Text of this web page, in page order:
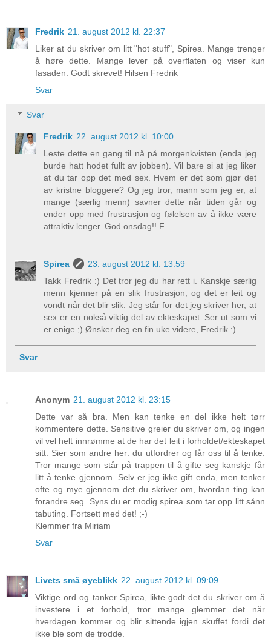
Fredrik 21. august 2012 kl. 22:37
Liker at du skriver om litt "hot stuff", Spirea. Mange trenger
å høre dette. Mange lever på overflaten og viser kun
fasaden. Godt skrevet! Hilsen Fredrik
Svar
Svar
Fredrik 22. august 2012 kl. 10:00
Leste dette en gang til nå på morgenkvisten (enda jeg
burde hatt hodet fullt av jobben). Vil bare si at jeg liker
at du tar opp det med sex. Hvem er det som gjør det
av kristne bloggere? Og jeg tror, mann som jeg er, at
mange (særlig menn) savner dette når tiden går og
ender opp med frustrasjon og følelsen av å ikke være
attraktiv lenger. God onsdag!! F.
Spirea
23. august 2012 kl. 13:59
Takk Fredrik :) Det tror jeg du har rett i. Kanskje særlig
menn kjenner på en slik frustrasjon, og det er leit og
vondt når det blir slik. Jeg står for det jeg skriver her, at
sex er en nokså viktig del av ekteskapet. Ser ut som vi
er enige ;) Ønsker deg en fin uke videre, Fredrik :)
Svar
Anonym 21. august 2012 kl. 23:15
Dette var så bra. Men kan tenke en del ikke helt tørr
kommentere dette. Sensitive greier du skriver om, og ingen
vil vel helt innrømme at de har det leit i forholdet/ekteskapet
sitt. Sier som andre her: du utfordrer og får oss til å tenke.
Tror mange som står på trappen til å gifte seg kanskje får
litt å tenke gjennom. Selv er jeg ikke gift enda, men tenker
ofte og mye gjennom det du skriver om, hvordan ting kan
forandre seg. Syns du er modig spirea som tar opp litt sånn
tabuting. Fortsett med det! ;-)
Klemmer fra Miriam
Svar
Livets små øyeblikk 22. august 2012 kl. 09:09
Viktige ord og tanker Spirea, likte godt det du skriver om å
investere i et forhold, tror mange glemmer det når
hverdagen kommer og blir sittende igjen skuffet fordi det
ikke ble som de trodde.